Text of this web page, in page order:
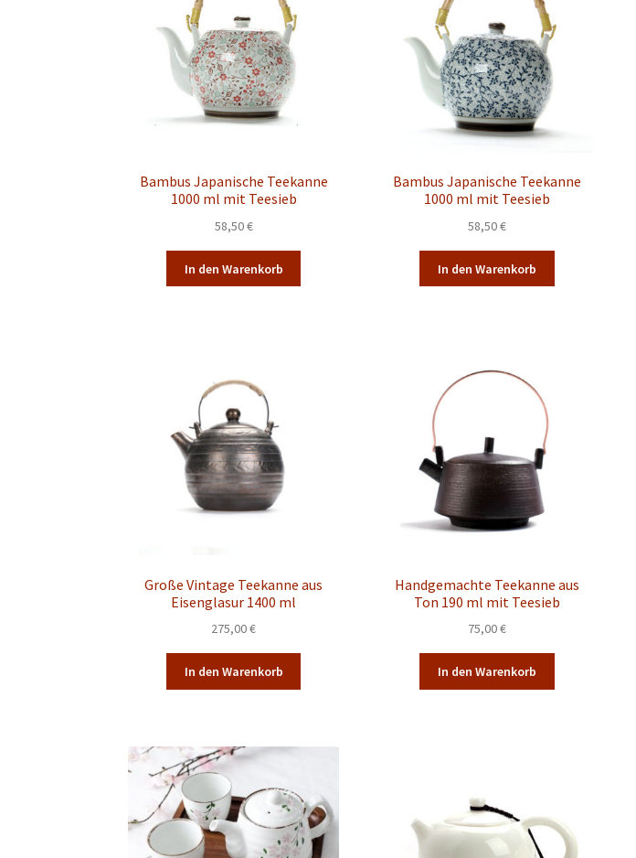
Bambus Japanische Teekanne
1000 ml mit Teesieb
58,50€
In den Warenkorb
Bambus Japanische Teekanne
1000 ml mit Teesieb
58,50€
In den Warenkorb
Große Vintage Teekanne aus
Eisenglasur 1400 ml
275,00€
In den Warenkorb
Handgemachte Teekanne aus
Ton 190 ml mit Teesieb
75,00€
In den Warenkorb